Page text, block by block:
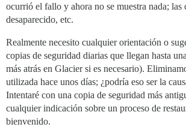
ocurrió el fallo y ahora no se muestra nada; las
desaparecido, etc.
Realmente necesito cualquier orientación o
copias de seguridad diarias que llegan hasta
más atrás en Glacier si es necesario).
utilizada hace unos días; ¿podría eso ser la
Intentaré con una copia de seguridad más
cualquier indicación sobre un proceso de
bienvenido.